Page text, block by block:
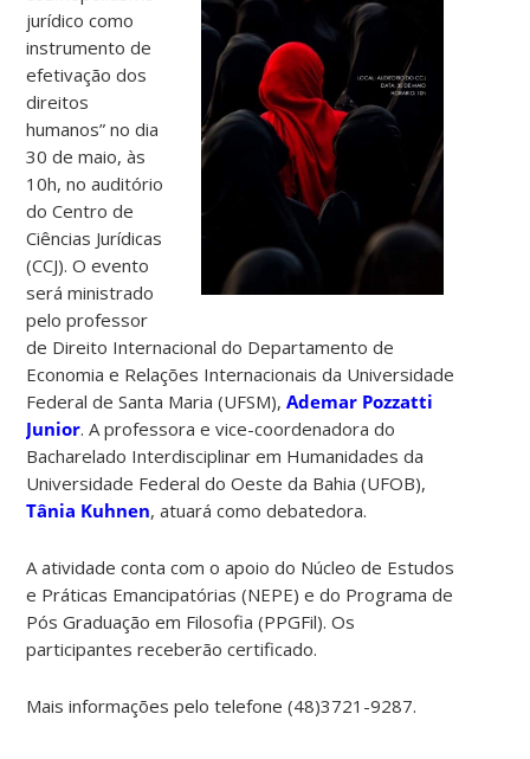
jurídico como
instrumento de
efetivação dos
direitos
humanos” no dia
30 de maio, às
10h, no auditório
do Centro de
Ciências Jurídicas
(CCJ). O evento
será ministrado
pelo professor
de Direito Internacional do Departamento de
Economia e Relações Internacionais da Universidade
Federal de Santa Maria (UFSM),Ademar Pozzatti
Junior. A professora e vice-coordenadora do
Bacharelado Interdisciplinar em Humanidades da
Universidade Federal do Oeste da Bahia (UFOB),
Tânia Kuhnen, atuará como debatedora.
A atividade conta com o apoio do Núcleo de Estudos
e Práticas Emancipatórias (NEPE) e do Programa de
Pós Graduação em Filosofia (PPGFil). Os
participantes receberão certificado.
Mais informações pelo telefone (48)3721-9287.